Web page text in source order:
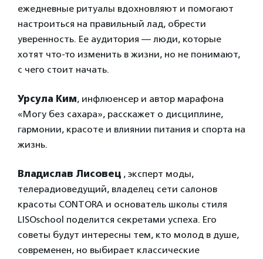
ежедневные ритуалы вдохновляют и помогают
настроиться на правильный лад, обрести
уверенность. Ее аудитория — люди, которые
хотят что-то изменить в жизни, но не понимают,
с чего стоит начать.
Урсула Ким, инфлюенсер и автор марафона
«Могу без сахара», расскажет о дисциплине,
гармонии, красоте и влиянии питания и спорта на
жизнь.
Владислав Лисовец , эксперт моды,
телерадиоведущий, владелец сети салонов
красоты CONTORA и основатель школы стиля
LISOschool поделится секретами успеха. Его
советы будут интересны тем, кто молод в душе,
современен, но выбирает классические